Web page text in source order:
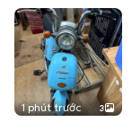
1 phút trước 3